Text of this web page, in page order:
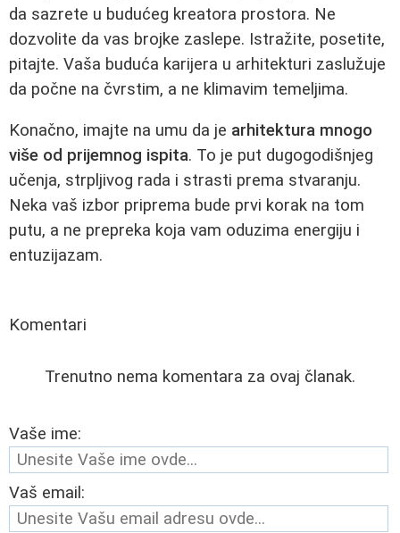
da sazrete u budućeg kreatora prostora. Ne
dozvolite da vas brojke zaslepe. Istražite, posetite,
pitajte. Vaša buduća karijera u arhitekturi zaslužuje
da počne na čvrstim, a ne klimavim temeljima.
Konačno, imajte na umu da je arhitektura mnogo
više od prijemnog ispita. To je put dugogodišnjeg
učenja, strpljivog rada i strasti prema stvaranju.
Neka vaš izbor priprema bude prvi korak na tom
putu, a ne prepreka koja vam oduzima energiju i
entuzijazam.
Komentari
Trenutno nema komentara za ovaj članak.
Vaše ime:
Vaš email: